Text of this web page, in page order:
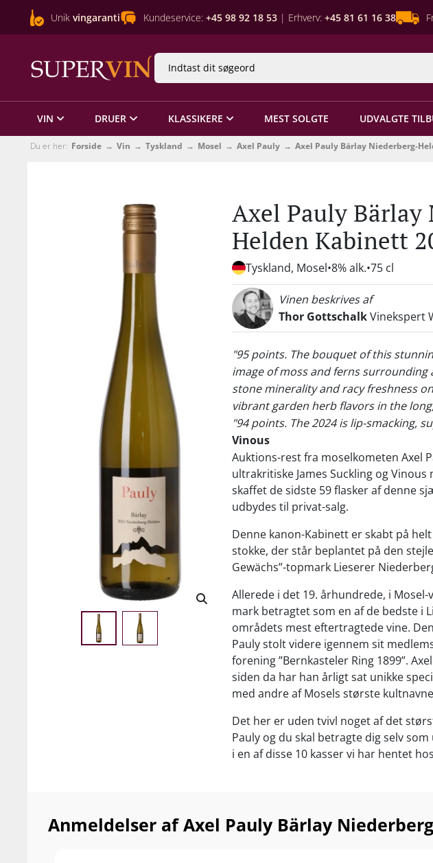
Unik vingaranti Kundeservice: +45 98 92 18 53 | Erhverv: +45 81 61 16 38
VIN DRUER KLASSIKERE MEST SOLGTE UDVALGTE
Du er her: Forside Vin Tyskland Mosel Axel Pauly Axel Pauly Bärlay Niederberg-
Axel Pauly Bärlay
Helden Kabinett
Tyskland, Mosel 8% alk. 75 cl
Vinen beskrives af
Thor GottschalkVinekspert
"95 points. The bouquet of this
image of moss and ferns surrounding
stone minerality and racy freshness
vibrant garden herb flavors in the
"94 points. The 2024 is lip-smacking,
Vinous
Auktions-rest fra moselkometen Axel
ultrakritiske James Suckling og
skaffet de sidste 59 flasker af denne
udbydes til privat-salg.
Denne kanon-Kabinett er skabt på
stokke, der står beplantet på den
Gewächs”-topmark Lieserer
Allerede i det 19. århundrede, i
mark betragtet som en af de bedste i
områdets mest eftertragtede vine.
Pauly stolt videre igennem sit
forening ”Bernkasteler Ring 1899”.
siden da har han årligt sat unikke
med andre af Mosels største
Det her er uden tvivl noget af det
Pauly og du skal betragte dig selv
i en af disse 10 kasser vi har hentet
Anmeldelser af Axel Pauly Bärlay